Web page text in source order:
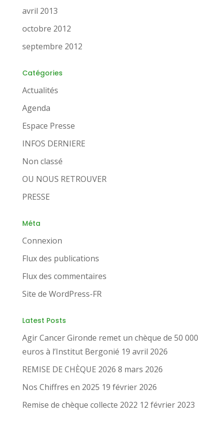
avril 2013
octobre 2012
septembre 2012
Catégories
Actualités
Agenda
Espace Presse
INFOS DERNIERE
Non classé
OU NOUS RETROUVER
PRESSE
Méta
Connexion
Flux des publications
Flux des commentaires
Site de WordPress-FR
Latest Posts
Agir Cancer Gironde remet un chèque de 50 000
euros à l’Institut Bergonié 19 avril 2026
REMISE DE CHÈQUE 2026 8 mars 2026
Nos Chiffres en 2025 19 février 2026
Remise de chèque collecte 2022 12 février 2023